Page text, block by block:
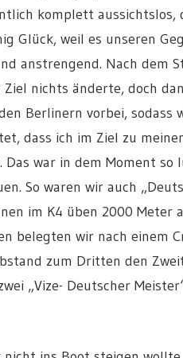
komplett aussichtslos,
Glück, weil es unseren
anstrengend. Nach dem
nichts änderte, doch
Berlinern vorbei, sodass
dass ich im Ziel zu
war in dem Moment so
So waren wir auch
im K4 üben 2000 Meter
belegten wir nach einem
zum Dritten den
„Vize- Deutscher